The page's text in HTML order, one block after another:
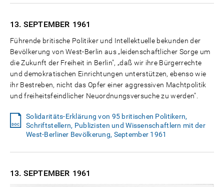
13. SEPTEMBER 1961
Führende britische Politiker und Intellektuelle bekunden der
Bevölkerung von West-Berlin aus „leidenschaftlicher Sorge um
die Zukunft der Freiheit in Berlin", „daß wir ihre Bürgerrechte
und demokratischen Einrichtungen unterstützen, ebenso wie
ihr Bestreben, nicht das Opfer einer aggressiven Machtpolitik
und freiheitsfeindlicher Neuordnungsversuche zu werden".
Solidaritäts-Erklärung von 95 britischen Politikern,
Schriftstellern, Publizisten und Wissenschaftlern mit der
West-Berliner Bevölkerung, September 1961
13. SEPTEMBER 1961